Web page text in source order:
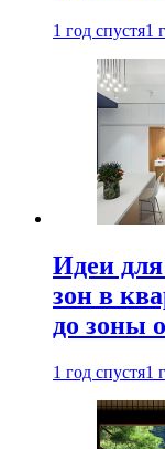
1 год спустя1
Идеи
зон в
до зоны
1 год спустя1